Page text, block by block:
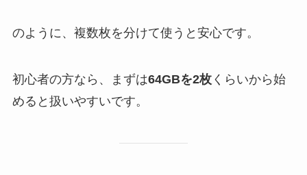
のように、複数枚を分けて使うと安心です。
初心者の方なら、まずは64GBを2枚くらいから始
めると扱いやすいです。